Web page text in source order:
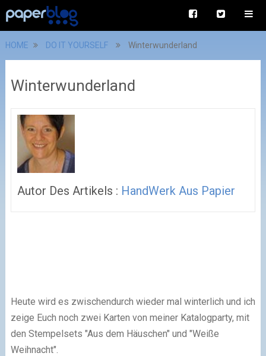
HOME DO IT YOURSELF Winterwunderland
Winterwunderland
Autor Des Artikels : HandWerk Aus Papier
Heute wird es zwischendurch wieder mal winterlich und ich
zeige Euch noch zwei Karten von meiner Katalogparty, mit
den Stempelsets "Aus dem Häuschen" und "Weiße
Weihnacht"